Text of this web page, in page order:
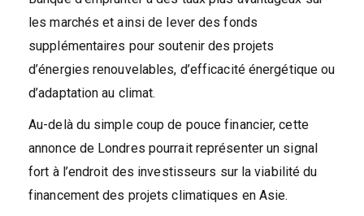
les marchés et ainsi de lever des fonds
supplémentaires pour soutenir des projets
d’énergies renouvelables, d’efficacité énergétique ou
d’adaptation au climat.
Au-delà du simple coup de pouce financier, cette
annonce de Londres pourrait représenter un signal
fort à l’endroit des investisseurs sur la viabilité du
financement des projets climatiques en Asie.